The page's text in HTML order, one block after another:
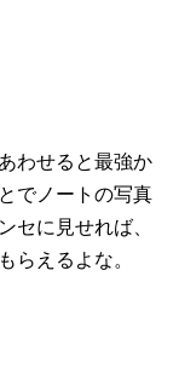
わせると最強か
でノートの写真
セに見せれば、
らえるよな。